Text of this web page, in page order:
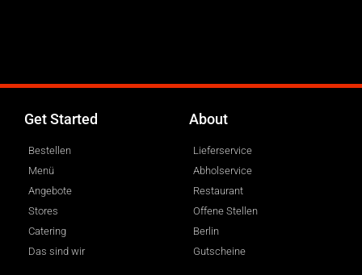
Get Started
Bestellen
Menü
Angebote
Stores
Catering
Das sind wir
About
Lieferservice
Abholservice
Restaurant
Offene Stellen
Berlin
Gutscheine